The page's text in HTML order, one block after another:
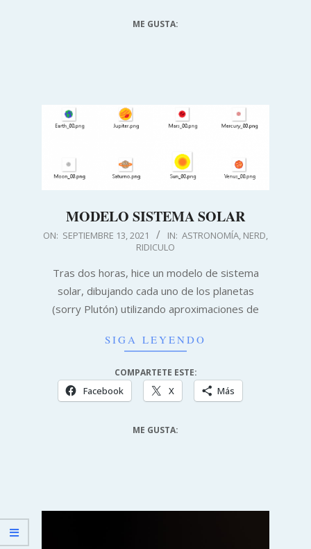
ME GUSTA:
MODELO SISTEMA SOLAR
2021-
ON: SEPTIEMBRE 13, 2021 IN: ASTRONOMÍA, NERD,
RIDICULO
Tras dos horas, hice un modelo de sistema
solar, dibujando cada uno de los planetas
(sorry Plutón) utilizando aproximaciones de
SIGA LEYENDO
COMPARTETE ESTE:
Facebook X Más
ME GUSTA: